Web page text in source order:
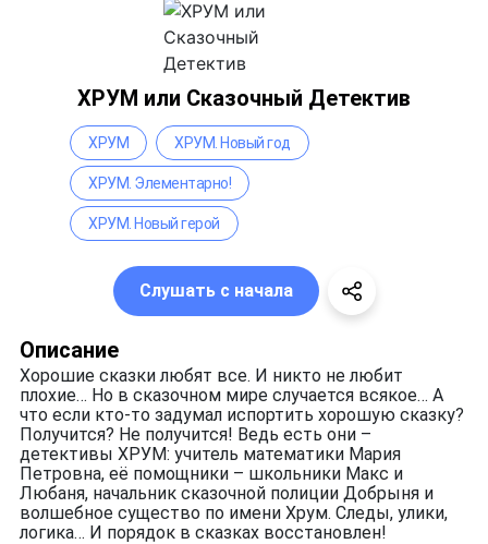
ХРУМ или Сказочный Детектив
Описание
Хорошие сказки любят все. И никто не любит
плохие… Но в сказочном мире случается всякое… А
что если кто-то задумал испортить хорошую сказку?
Получится? Не получится! Ведь есть они –
детективы ХРУМ: учитель математики Мария
Петровна, её помощники – школьники Макс и
Любаня, начальник сказочной полиции Добрыня и
волшебное существо по имени Хрум. Следы, улики,
логика… И порядок в сказках восстановлен!
ХРУМ ХРУМ. Новый год
ХРУМ. Элементарно!
ХРУМ. Новый герой
Слушать с начала